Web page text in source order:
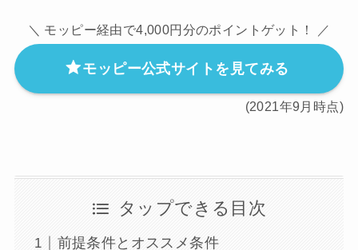
＼ モッピー経由で4,000円分のポイントゲット！ ／
モッピー公式サイトを見てみる
(2021年9月時点)
タップできる目次
前提条件とオススメ条件